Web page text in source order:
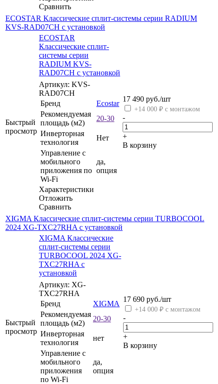
Сравнить
ECOSTAR Классические сплит-системы серии RADIUM
KVS-RAD07CH с установкой
Быстрый
просмотр
ECOSTAR
Классические сплит-
системы серии
RADIUM KVS-
RAD07CH с установкой
Артикул: KVS-
RAD07CH
Бренд
Ecostar
Рекомендуемая
площадь (м2)
20-30
Инверторная
технология
Нет
Управление c
мобильного
приложения по
Wi-Fi
да,
опция
Характеристики
Отложить
Сравнить
17 490 руб./шт
+14 000 ₽ с монтажом
-
+
В корзину
XIGMA Классические сплит-системы серии TURBOCOOL
2024 XG-TXC27RHA с установкой
Быстрый
просмотр
XIGMA Классические
сплит-системы серии
TURBOCOOL 2024 XG-
TXC27RHA с
установкой
Артикул: XG-
TXC27RHA
Бренд
XIGMA
Рекомендуемая
площадь (м2)
20-30
Инверторная
технология
нет
Управление c
мобильного
приложения
по Wi-Fi
да,
опция
17 690 руб./шт
+14 000 ₽ с монтажом
-
+
В корзину